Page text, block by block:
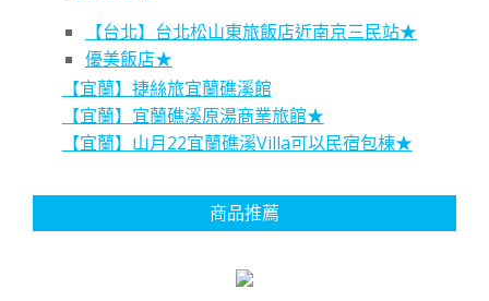
【台北】台北松山東旅飯店近南京三民站★
優美飯店★
【宜蘭】捷絲旅宜蘭礁溪館
【宜蘭】宜蘭礁溪原湯商業旅館★
【宜蘭】山月22宜蘭礁溪Villa可以民宿包棟★
商品推薦